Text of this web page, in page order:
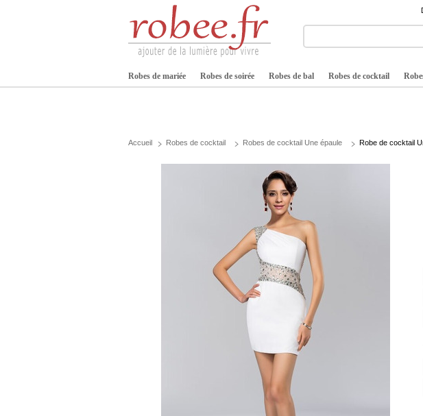
Robes de mariée Robes de soirée Robes de bal Robes de cocktail
Accueil Robes de cocktail Robes de cocktail Une épaule Robe de cocktail